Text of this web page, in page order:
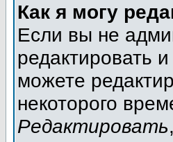
Как я могу
Если вы не
редактировать
можете
некоторого
Редактировать